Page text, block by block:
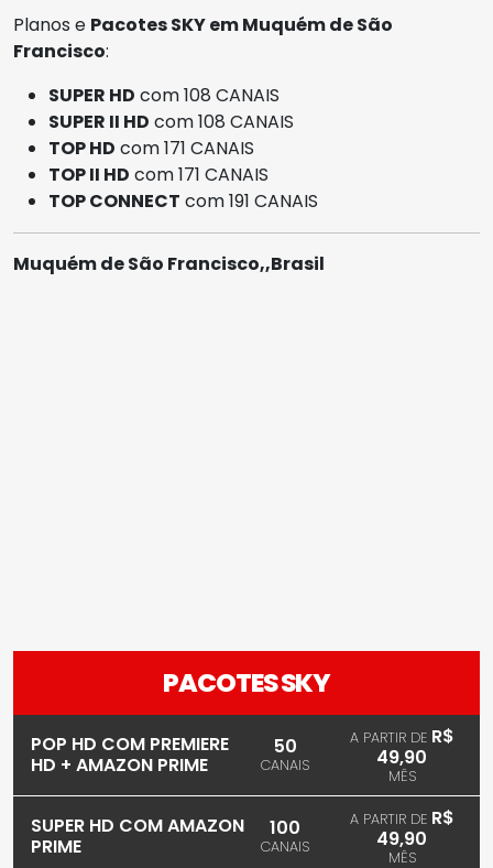
Planos e Pacotes SKY em Muquém de São
Francisco:
SUPER HD com 108 CANAIS
SUPER II HD com 108 CANAIS
TOP HD com 171 CANAIS
TOP II HD com 171 CANAIS
TOP CONNECT com 191 CANAIS
Muquém de São Francisco,,Brasil
PACOTES SKY
POP HD COM PREMIERE
HD + AMAZON PRIME
50
CANAIS
A PARTIR DE R$
49,90
MÊS
SUPER HD COM AMAZON
PRIME
100
CANAIS
A PARTIR DE R$
49,90
MÊS